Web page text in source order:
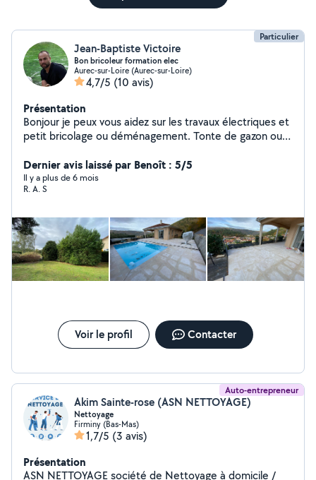
Particulier
Jean-Baptiste Victoire
Bon bricoleur formation elec
Aurec-sur-Loire (Aurec-sur-Loire)
4,7/5 (10 avis)
Présentation
Bonjour je peux vous aidez sur les travaux électriques et
petit bricolage ou déménagement. Tonte de gazon ou
expérimenté.
Dernier avis laissé par Benoît : 5/5
Il y a plus de 6 mois
R. A. S
Voir le profil Contacter
Auto-entrepreneur
Akim Sainte-rose (ASN NETTOYAGE)
Nettoyage
Firminy (Bas-Mas)
1,7/5 (3 avis)
Présentation
ASN NETTOYAGE société de Nettoyage à domicile /